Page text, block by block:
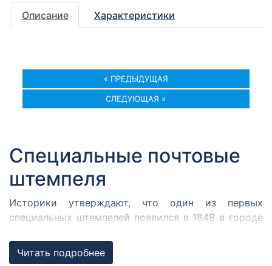
Описание Характеристики
« ПРЕДЫДУЩАЯ
СЛЕДУЮЩАЯ »
Специальные почтовые
штемпеля
Историки утверждают, что один из первых
специальных штемпелей появился в 1848 в городе
собрался Кромержижский парламент.
Парламентарии решили отметить его работу
Читать подробнее